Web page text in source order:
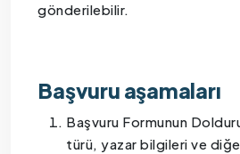
gönderilebilir.
Başvuru aşamaları
Başvuru Formunun
türü, yazar bilgileri ve